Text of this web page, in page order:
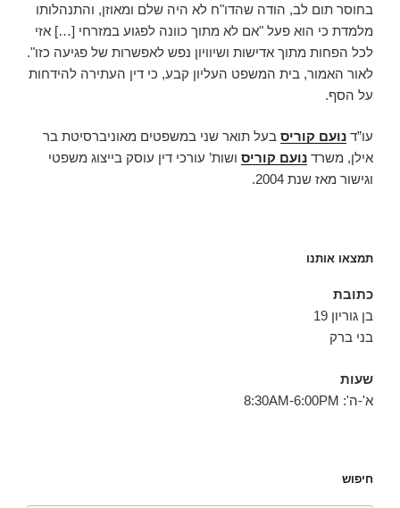
בחוסר תום לב, הודה שהדו"ח לא היה שלם ומאוזן, והתנהלותו
מלמדת כי הוא פעל "אם לא מתוך כוונה לפגוע במזרחי […] אזי
לכל הפחות מתוך אדישות ושיוויון נפש לאפשרות של פגיעה כזו".
לאור האמור, בית המשפט העליון קבע, כי דין העתירה להידחות
על הסף.
עו”ד נועם קוריס בעל תואר שני במשפטים מאוניברסיטת בר
אילן, משרד נועם קוריס ושות’ עורכי דין עוסק בייצוג משפטי
וגישור מאז שנת 2004.
תמצאו אותנו
כתובת
בן גוריון 19
בני ברק
שעות
א'-ה': 8:30AM-6:00PM
חיפוש